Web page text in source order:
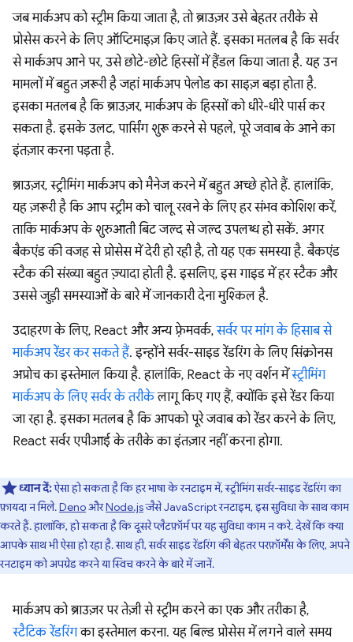
जब मार्कअप को स्ट्रीम किया जाता है, तो ब्राउज़र उसे बेहतर तरीके से
प्रोसेस करने के लिए ऑप्टिमाइज़ किए जाते हैं. इसका मतलब है कि सर्वर
से मार्कअप आने पर, उसे छोटे-छोटे हिस्सों में हैंडल किया जाता है. यह उन
मामलों में बहुत ज़रूरी है जहां मार्कअप पेलोड का साइज़ बड़ा होता है.
इसका मतलब है कि ब्राउज़र, मार्कअप के हिस्सों को धीरे-धीरे पार्स कर
सकता है. इसके उलट, पार्सिंग शुरू करने से पहले, पूरे जवाब के आने का
इंतज़ार करना पड़ता है.
ब्राउज़र, स्ट्रीमिंग मार्कअप को मैनेज करने में बहुत अच्छे होते हैं. हालांकि,
यह ज़रूरी है कि आप स्ट्रीम को चालू रखने के लिए हर संभव कोशिश करें,
ताकि मार्कअप के शुरुआती बिट जल्द से जल्द उपलब्ध हो सकें. अगर
बैकएंड की वजह से प्रोसेस में देरी हो रही है, तो यह एक समस्या है. बैकएंड
स्टैक की संख्या बहुत ज़्यादा होती है. इसलिए, इस गाइड में हर स्टैक और
उससे जुड़ी समस्याओं के बारे में जानकारी देना मुश्किल है.
उदाहरण के लिए, React और अन्य फ़्रेमवर्क,सर्वर पर मांग के हिसाब से
मार्कअप रेंडर कर सकते हैं. इन्होंने सर्वर-साइड रेंडरिंग के लिए सिंक्रोनस
अप्रोच का इस्तेमाल किया है. हालांकि, React के नए वर्शन मेंस्ट्रीमिंग
मार्कअप के लिए सर्वर के तरीकेलागू किए गए हैं, क्योंकि इसे रेंडर किया
जा रहा है. इसका मतलब है कि आपको पूरे जवाब को रेंडर करने के लिए,
React सर्वर एपीआई के तरीके का इंतज़ार नहीं करना होगा.
ध्यान दें:ऐसा हो सकता है कि हर भाषा के रनटाइम में, स्ट्रीमिंग सर्वर-साइड रेंडरिंग का
फ़ायदा न मिले.DenoऔरNode.jsजैसे JavaScript रनटाइम, इस सुविधा के साथ काम
करते हैं. हालांकि, हो सकता है कि दूसरे प्लैटफ़ॉर्म पर यह सुविधा काम न करे. देखें कि क्या
आपके साथ भी ऐसा हो रहा है. साथ ही, सर्वर साइड रेंडरिंग की बेहतर परफ़ॉर्मेंस के लिए, अपने
रनटाइम को अपग्रेड करने या स्विच करने के बारे में जानें.
मार्कअप को ब्राउज़र पर तेज़ी से स्ट्रीम करने का एक और तरीका है,
स्टैटिक रेंडरिंगका इस्तेमाल करना. यह बिल्ड प्रोसेस में लगने वाले समय